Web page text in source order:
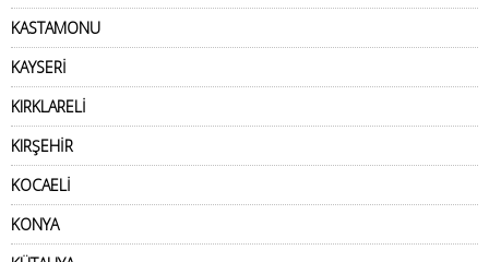
KASTAMONU
KAYSERİ
KIRKLARELİ
KIRŞEHİR
KOCAELİ
KONYA